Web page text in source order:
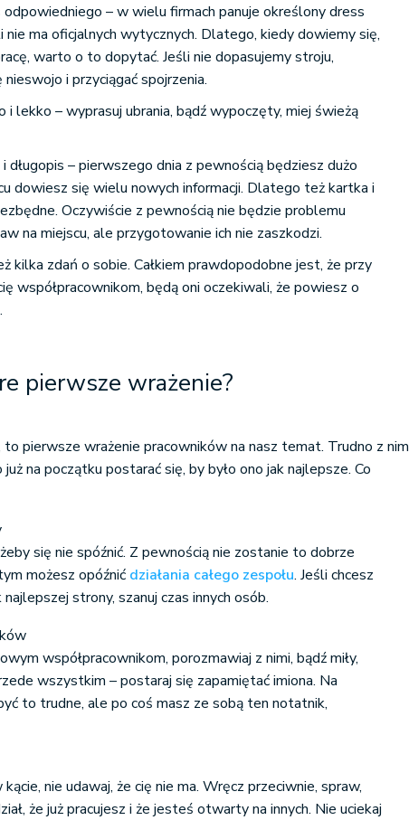
– w wielu firmach panuje określony dress
nie ma oficjalnych wytycznych. Dlatego, kiedy dowiemy się,
warto o to dopytać. Jeśli nie dopasujemy stroju,
nieswojo i przyciągać spojrzenia.
i lekko – wyprasuj ubrania, bądź wypoczęty, miej świeżą
długopis – pierwszego dnia z pewnością będziesz dużo
dowiesz się wielu nowych informacji. Dlatego też kartka i
Oczywiście z pewnością nie będzie problemu
na miejscu, ale przygotowanie ich nie zaszkodzi.
kilka zdań o sobie. Całkiem prawdopodobne jest, że przy
współpracownikom, będą oni oczekiwali, że powiesz o
pierwsze wrażenie?
to pierwsze wrażenie pracowników na nasz temat. Trudno z nim
na początku postarać się, by było ono jak najlepsze. Co
się nie spóźnić. Z pewnością nie zostanie to dobrze
możesz opóźnić działania całego zespołu. Jeśli chcesz
strony, szanuj czas innych osób.
współpracownikom, porozmawiaj z nimi, bądź miły,
wszystkim – postaraj się zapamiętać imiona. Na
to trudne, ale po coś masz ze sobą ten notatnik,
nie udawaj, że cię nie ma. Wręcz przeciwnie, spraw,
że już pracujesz i że jesteś otwarty na innych. Nie uciekaj